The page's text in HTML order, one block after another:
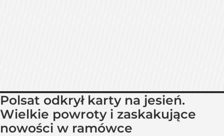
Polsat odkrył karty na jesień.
Wielkie powroty i zaskakujące
nowości w ramówce